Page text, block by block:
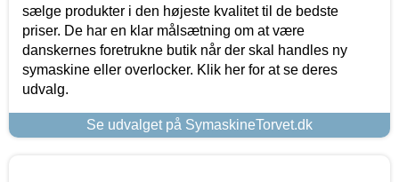
sælge produkter i den højeste kvalitet til de bedste
priser. De har en klar målsætning om at være
danskernes foretrukne butik når der skal handles ny
symaskine eller overlocker. Klik her for at se deres
udvalg.
Se udvalget på SymaskineTorvet.dk